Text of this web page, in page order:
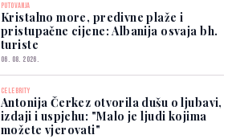
PUTOVANJA
Kristalno more, predivne plaže i
pristupačne cijene: Albanija osvaja bh.
turiste
06. 08. 2026.
CELEBRITY
Antonija Čerkez otvorila dušu o ljubavi,
izdaji i uspjehu: "Malo je ljudi kojima
možete vjerovati"